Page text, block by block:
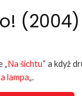
(2004)
„Na šichtu“ a když
lampa„.